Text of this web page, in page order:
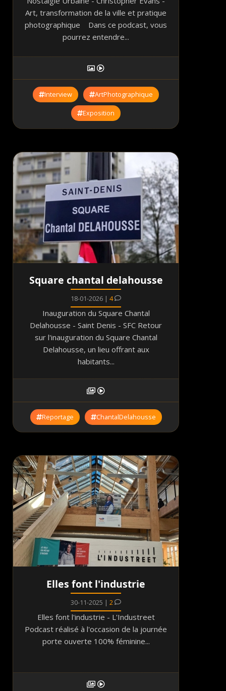
Art, transformation de la ville et pratique
photographique Dans ce podcast, vous
pourrez entendre...
Interview ArtPhotographique
Exposition
Square chantal delahousse
18-01-2026 | 4
Inauguration du Square Chantal
Delahousse - Saint Denis - SFC Retour
sur l'inauguration du Square Chantal
Delahousse, un lieu offrant aux
habitants...
Reportage ChantalDelahousse
Elles font l'industrie
30-11-2025 | 2
Elles font l'industrie - L'Industreet
Podcast réalisé à l'occasion de la journée
porte ouverte 100% féminine...